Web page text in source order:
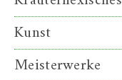
Kunst
Meisterwerke